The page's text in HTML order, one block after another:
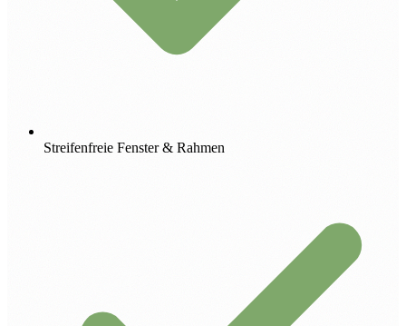
Streifenfreie Fenster & Rahmen